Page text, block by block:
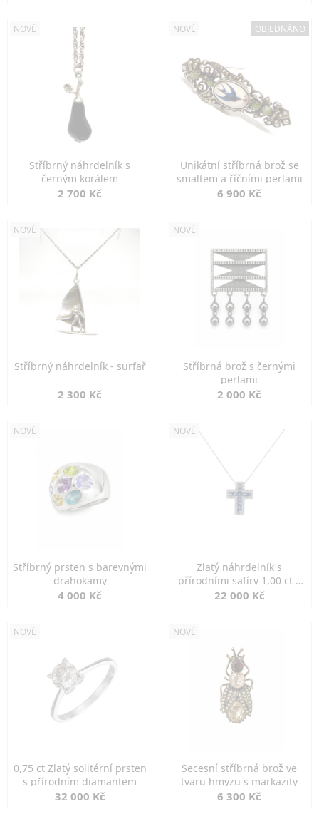
NOVÉ
Stříbrný náhrdelník s
černým korálem
2 700 Kč
NOVÉ OBJEDNÁNO
Unikátní stříbrná brož se
smaltem a říčními perlami
6 900 Kč
NOVÉ
Stříbrný náhrdelník - surfař
2 300 Kč
NOVÉ
Stříbrná brož s černými
perlami
2 000 Kč
NOVÉ
Stříbrný prsten s barevnými
drahokamy
4 000 Kč
NOVÉ
Zlatý náhrdelník s
přírodními safíry 1,00 ct a
diamanty
22 000 Kč
NOVÉ
0,75 ct Zlatý solitérní prsten
s přírodním diamantem
32 000 Kč
NOVÉ
Secesní stříbrná brož ve
tvaru hmyzu s markazity
6 300 Kč